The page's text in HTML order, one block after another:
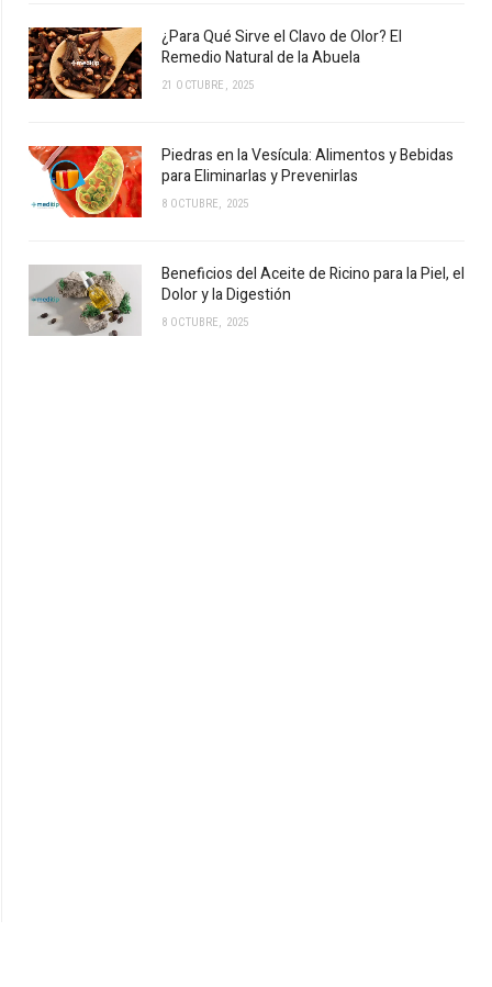
¿Para Qué Sirve el Clavo de Olor? El
Remedio Natural de la Abuela
21 OCTUBRE, 2025
Piedras en la Vesícula: Alimentos y Bebidas
para Eliminarlas y Prevenirlas
8 OCTUBRE, 2025
Beneficios del Aceite de Ricino para la Piel, el
Dolor y la Digestión
8 OCTUBRE, 2025